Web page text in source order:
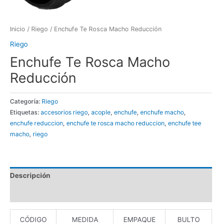
Inicio / Riego / Enchufe Te Rosca Macho Reducción
Riego
Enchufe Te Rosca Macho
Reducción
Categoría: Riego
Etiquetas: accesorios riego, acople, enchufe, enchufe macho,
enchufe reduccion, enchufe te rosca macho reduccion, enchufe tee
macho, riego
Descripción
CÓDIGO MEDIDA EMPAQUE BULTO